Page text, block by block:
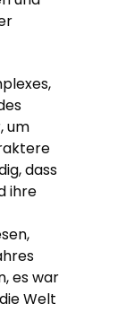
um
dass
ihre
es war
Welt